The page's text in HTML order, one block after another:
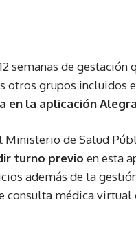
semanas de
otros grupos incluidos
la aplicación
Ministerio de Salud
turno previo en esta
además de la
consulta médica